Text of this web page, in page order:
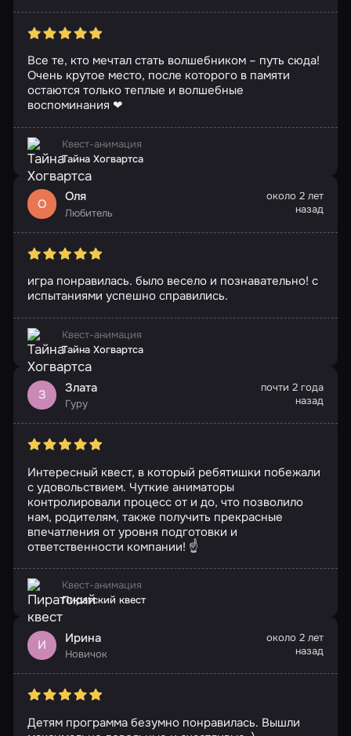
Все те, кто мечтал стать волшебником – путь сюда!
Очень крутое место, после которого в памяти
остаются только теплые и волшебные
воспоминания ❤
Квест-анимация
Тайна Хогвартса
О Оля
Любитель
около 2 лет
назад
игра понравилась. было весело и познавательно! с
испытаниями успешно справились.
Квест-анимация
Тайна Хогвартса
З Злата
Гуру
почти 2 года
назад
Интересный квест, в который ребятишки побежали
с удовольствием. Чуткие аниматоры
контролировали процесс от и до, что позволило
нам, родителям, также получить прекрасные
впечатления от уровня подготовки и
ответственности компании! ☝
Квест-анимация
Пиратский квест
И Ирина
Новичок
около 2 лет
назад
Детям программа безумно понравилась. Вышли